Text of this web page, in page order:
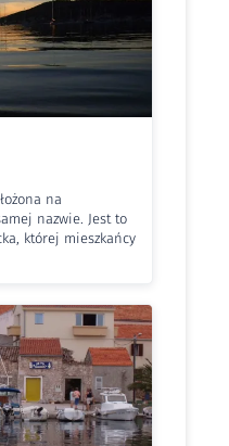
na
nazwie. Jest to
której mieszkańcy